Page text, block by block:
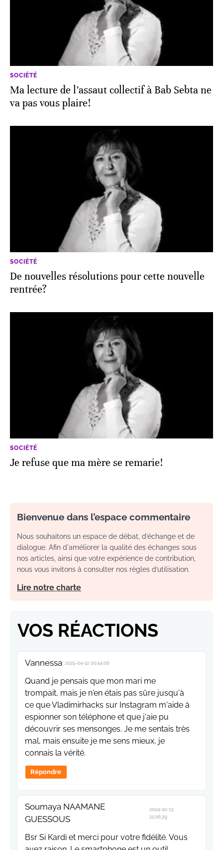
SOCIÉTÉ
Ma lecture de l’assaut collectif à Bab Sebta ne
va pas vous plaire!
SOCIÉTÉ
De nouvelles résolutions pour cette nouvelle
rentrée?
SOCIÉTÉ
Je refuse que ma mère se remarie!
Bienvenue dans l’espace commentaire
Nous souhaitons un espace de débat, d’échange et de
dialogue. Afin d'améliorer la qualité des échanges sous
nos articles, ainsi que votre expérience de contribution,
nous vous invitons à consulter nos règles d’utilisation.
Lire notre charte
VOS RÉACTIONS
Vannessa 2025-04-12 00:54:06
Quand je pensais que mon mari me
trompait, mais je n'en étais pas sûre jusqu'à
ce que Vladimirhacks sur Instagram m'aide à
espionner son téléphone et que j'aie pu
découvrir ses mensonges. Je me sentais très
mal, mais ensuite je me sens mieux, je
connais la vérité.
Répondre
Soumaya NAAMANE
GUESSOUS
2024-10-13
21:06:29
Bsr Si Kardi et merci pour votre fidélité. Vous